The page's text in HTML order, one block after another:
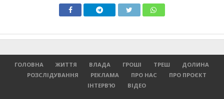
ГОЛОВНА ЖИТТЯ ВЛАДА ГРОШІ ТРЕШ
ДОЛИНА
РОЗСЛІДУВАННЯ
РЕКЛАМА ПРО НАС
ПРО ПРОЄКТ
ІНТЕРВ’Ю
ВІДЕО